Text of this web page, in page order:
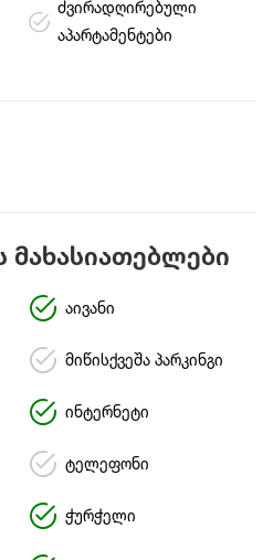
ძვირადღირებული
აპარტამენტები
აივანი
მიწისქვეშა პარკინგი
ინტერნეტი
ტელეფონი
ჭურჭელი